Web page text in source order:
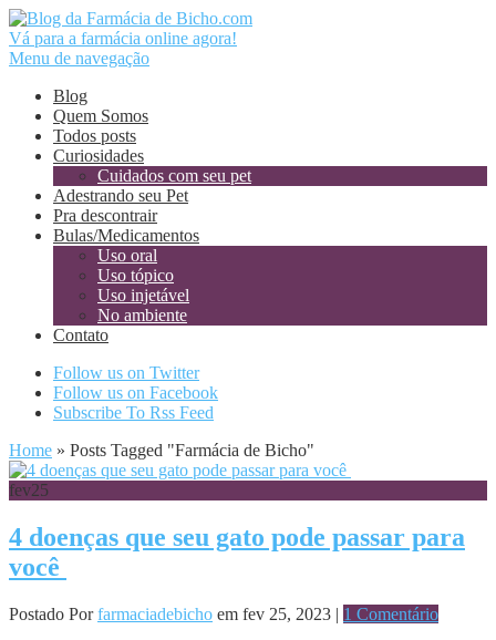
Vá para a farmácia online agora!
Menu de navegação
Blog
Quem Somos
Todos posts
Curiosidades
Cuidados com seu pet
Adestrando seu Pet
Pra descontrair
Bulas/Medicamentos
Uso oral
Uso tópico
Uso injetável
No ambiente
Contato
Follow us on Twitter
Follow us on Facebook
Subscribe To Rss Feed
Home » Posts Tagged "Farmácia de Bicho"
fev25
4 doenças que seu gato pode passar para
você
Postado Porfarmaciadebicho em fev 25, 2023 | 1 Comentário